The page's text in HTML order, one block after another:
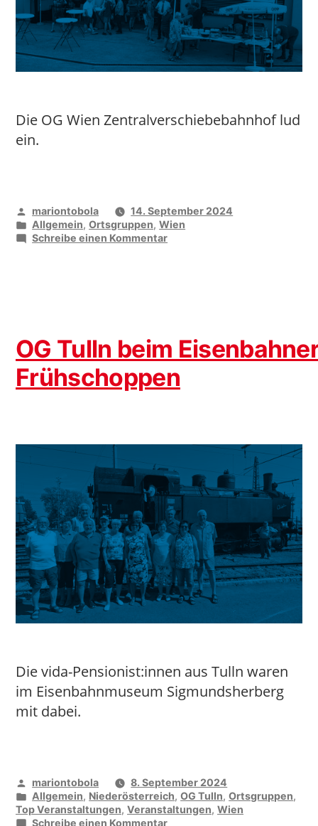
Die OG Wien Zentralverschiebebahnhof lud
ein.
Veröffentlicht
von
mariontobola
14. September 2024
Veröffentlicht
unter
Allgemein,Ortsgruppen,Wien
Schreibe einen Kommentarzu
OG Tulln beim
Frühschoppen
Die vida-Pensionist:innen aus Tulln waren
im Eisenbahnmuseum Sigmundsherberg
mit dabei.
Veröffentlicht
von
mariontobola
8. September 2024
Veröffentlicht
unter
Allgemein, Niederösterreich,OG Tulln,Ortsgruppen,
Top Veranstaltungen, Veranstaltungen, Wien
Schreibe einen Kommentarzu